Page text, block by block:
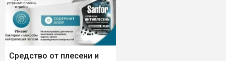
Средство от плесени и